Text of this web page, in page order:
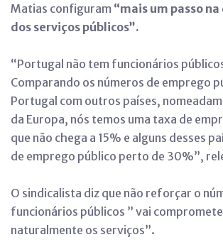
Matias configuram “mais um passo
dos serviços públicos”.
“Portugal não tem funcionários
Comparando os números de emprego
Portugal com outros países,
da Europa, nós temos uma taxa de
que não chega a 15% e alguns desses
de emprego público perto de 30%”,
O sindicalista diz que não reforçar o
funcionários públicos ” vai
naturalmente os serviços”.